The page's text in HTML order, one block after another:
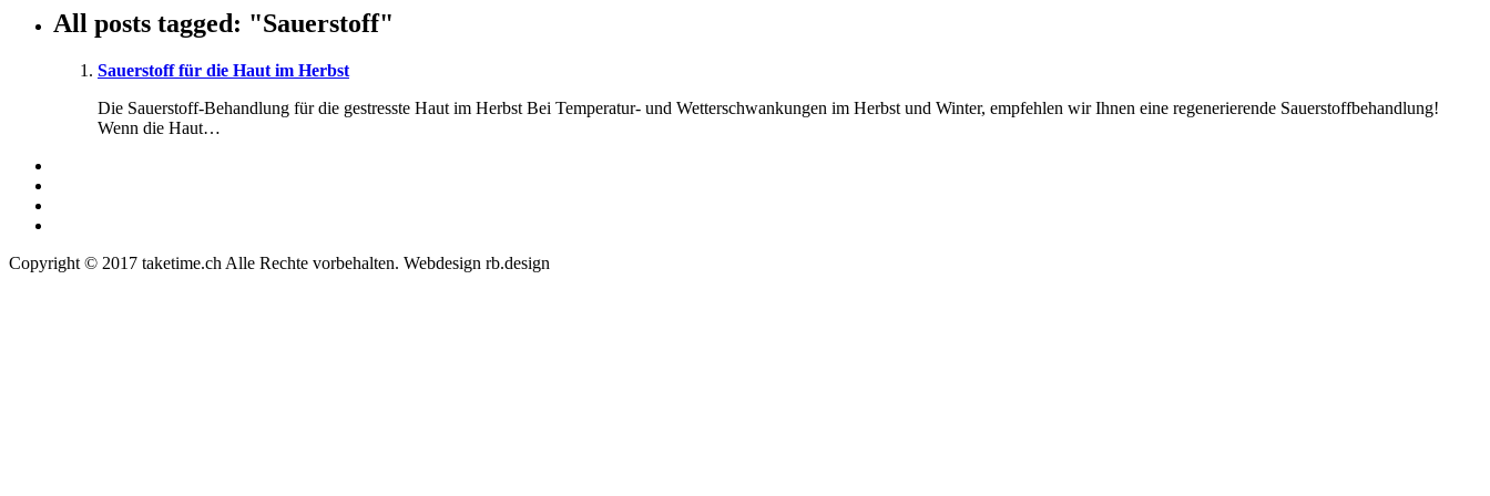
All posts tagged: "Sauerstoff"
Sauerstoff für die Haut im Herbst
Die Sauerstoff-Behandlung für die gestresste Haut im Herbst Bei Temperatur- und Wetterschwankungen im Herbst und Winter, empfehlen wir Ihnen eine regenerierende Sauerstoffbehandlung!
Wenn die Haut…
Copyright © 2017 taketime.ch Alle Rechte vorbehalten. Webdesign rb.design